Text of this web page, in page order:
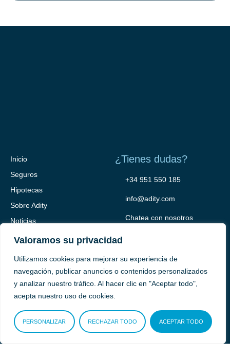
Valoramos su privacidad
Utilizamos cookies para mejorar su experiencia de
navegación, publicar anuncios o contenidos personalizados
y analizar nuestro tráfico. Al hacer clic en "Aceptar todo",
acepta nuestro uso de cookies.
PERSONALIZAR RECHAZAR TODO ACEPTAR TODO
Inicio
Seguros
Hipotecas
Sobre Adity
Noticias
Contacto
¿Tienes dudas?
+34 951 550 185
info@adity.com
Chatea con nosotros
Adity Seguros – Mapa del Sitio –
Términos y condiciones –